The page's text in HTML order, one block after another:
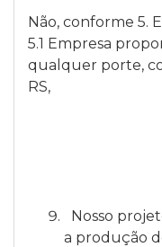
Não, conforme 5.
5.1 Empresa
qualquer porte,
RS,
Nosso
a produção